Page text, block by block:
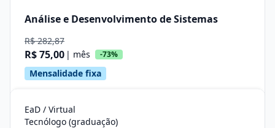
Análise e Desenvolvimento de Sistemas
R$ 282,87
R$ 75,00 | mês -73%
Mensalidade fixa
EaD / Virtual
Tecnólogo (graduação)